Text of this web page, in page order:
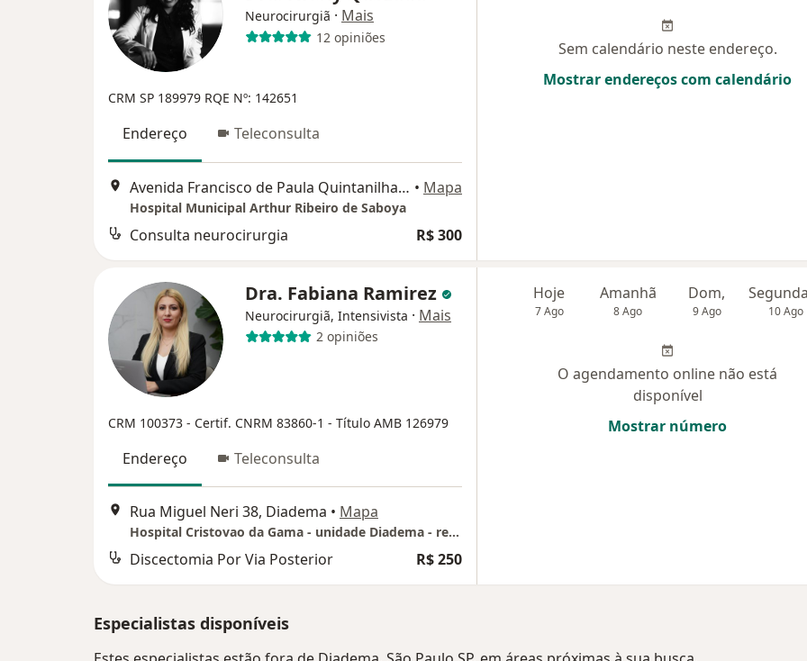
Neurocirurgiã · Mais
12 opiniões
CRM SP 189979 RQE Nº: 142651
Endereço Teleconsulta
Avenida Francisco de Paula Quintanilha Ribeiro 860, São Paulo • Mapa
Hospital Municipal Arthur Ribeiro de Saboya
Consulta neurocirurgia R$ 300
Sem calendário neste endereço.
Mostrar endereços com calendário
Dra. Fabiana Ramirez
Neurocirurgiã, Intensivista · Mais
2 opiniões
CRM 100373 - Certif. CNRM 83860-1 - Título AMB 126979
Endereço Teleconsulta
Rua Miguel Neri 38, Diadema • Mapa
Hospital Cristovao da Gama - unidade Diadema - rede DASA
Discectomia Por Via Posterior R$ 250
Hoje
7 Ago
Amanhã
8 Ago
Dom,
9 Ago 10 Ago
O agendamento online não está
disponível
Mostrar número
Especialistas disponíveis